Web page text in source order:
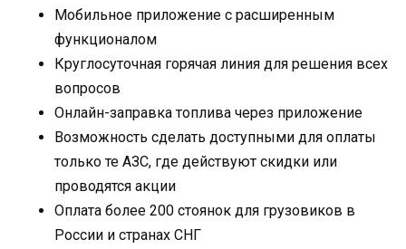
Мобильное приложение с расширенным
функционалом
Круглосуточная горячая линия для решения всех
вопросов
Онлайн-заправка топлива через приложение
Возможность сделать доступными для оплаты
только те АЗС, где действуют скидки или
проводятся акции
Оплата более 200 стоянок для грузовиков в
России и странах СНГ